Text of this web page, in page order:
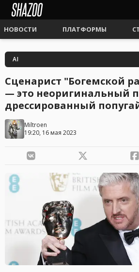
НОВОСТИ ПЛАТФОРМЫ
AI
Сценарист "Богемской
— это неоригинальный
дрессированный
Miltroen
19:20, 16 мая 2023